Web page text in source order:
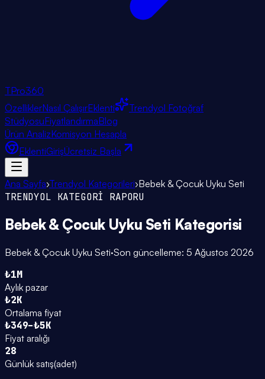
TPro360
ÖzelliklerNasıl ÇalışırEklenti
Trendyol Fotoğraf
StüdyosuFiyatlandırmaBlog
Ürün AnalizKomisyon Hesapla
EklentiGirişÜcretsiz Başla
Ana Sayfa›Trendyol Kategorileri›Bebek & Çocuk Uyku Seti
TRENDYOL KATEGORİ RAPORU
Bebek & Çocuk Uyku Seti Kategorisi
Bebek & Çocuk Uyku Seti·Son güncelleme: 5 Ağustos 2026
₺1M
Aylık pazar
₺2K
Ortalama fiyat
₺349–₺5K
Fiyat aralığı
28
Günlük satış(adet)